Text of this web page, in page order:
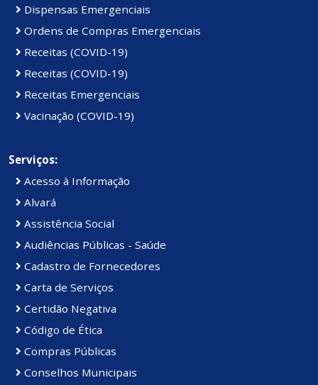
Dispensas Emergenciais
Ordens de Compras Emergenciais
Receitas (COVID-19)
Receitas (COVID-19)
Receitas Emergenciais
Vacinação (COVID-19)
Serviços:
Acesso à Informação
Alvará
Assistência Social
Audiências Públicas - Saúde
Cadastro de Fornecedores
Carta de Serviços
Certidão Negativa
Código de Ética
Compras Públicas
Conselhos Municipais